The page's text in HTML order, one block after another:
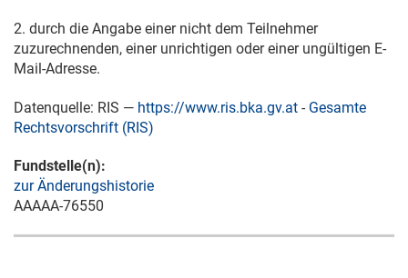
2. durch die Angabe einer nicht dem Teilnehmer
zuzurechnenden, einer unrichtigen oder einer ungültigen E-
Mail-Adresse.
Datenquelle: RIS — https://www.ris.bka.gv.at - Gesamte
Rechtsvorschrift (RIS)
Fundstelle(n):
zur Änderungshistorie
AAAAA-76550